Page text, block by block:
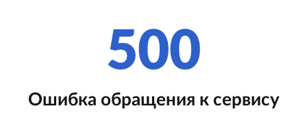
500
Ошибка обращения к сервису